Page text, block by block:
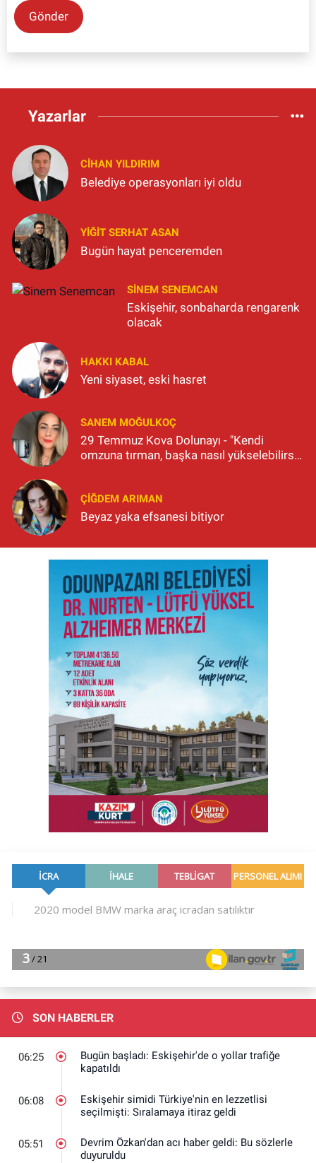
Gönder
Yazarlar
CIHAN YILDIRIM
Belediye operasyonları iyi oldu
YIĞIT SERHAT ASAN
Bugün hayat penceremden
SINEM SENEMCAN
Eskişehir, sonbaharda rengarenk
olacak
HAKKI KABAL
Yeni siyaset, eski hasret
SANEM MOĞULKOÇ
29 Temmuz Kova Dolunayı - "Kendi
omzuna tırman, başka nasıl yükselebilirsin
ÇIĞDEM ARIMAN
Beyaz yaka efsanesi bitiyor
SON HABERLER
06:25
Bugün başladı: Eskişehir'de o yollar trafiğe
kapatıldı
06:08
Eskişehir simidi Türkiye'nin en lezzetlisi
seçilmişti: Sıralamaya itiraz geldi
05:51
Devrim Özkan'dan acı haber geldi: Bu sözlerle
duyuruldu